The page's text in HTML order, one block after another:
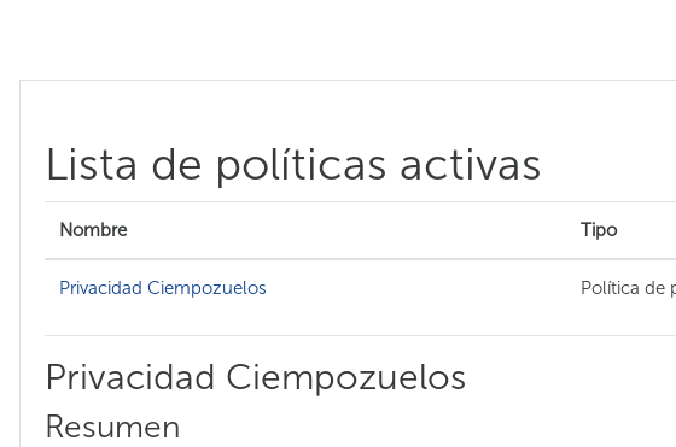
Lista de políticas activas
Nombre Tipo
Privacidad Ciempozuelos Política de
Privacidad Ciempozuelos
Resumen